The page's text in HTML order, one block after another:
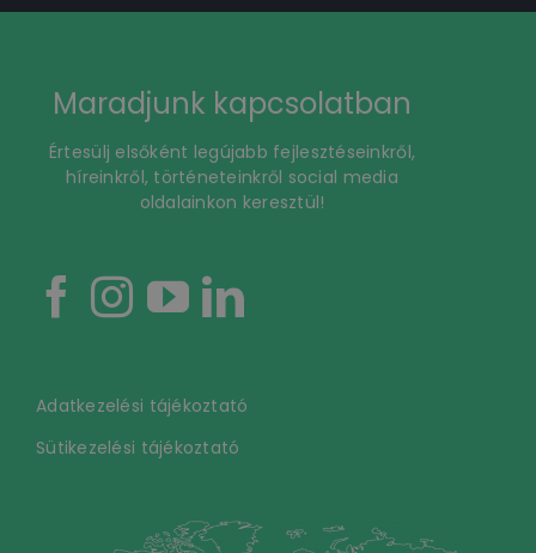
Maradjunk kapcsolatban
Értesülj elsőként legújabb fejlesztéseinkről,
híreinkről, történeteinkről social media
oldalainkon keresztül!
Adatkezelési tájékoztató
Sütikezelési tájékoztató